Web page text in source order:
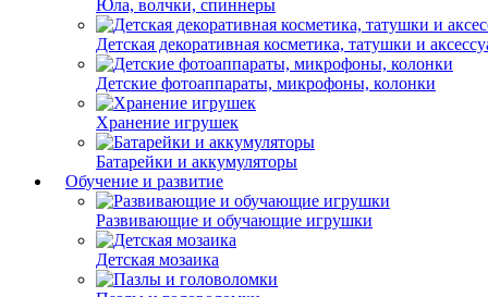
Юла, волчки, спиннеры
Детская декоративная косметика, татушки и
Детские фотоаппараты, микрофоны, колонки
Хранение игрушек
Батарейки и аккумуляторы
Обучение и развитие
Развивающие и обучающие игрушки
Детская мозаика